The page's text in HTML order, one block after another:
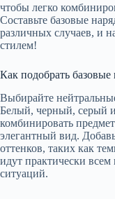
чтобы легко
Составьте базовые
различных случаев, и
стилем!
Как подобрать
Выбирайте
Белый, черный, серый
комбинировать
элегантный вид.
оттенков, таких как
идут практически
ситуаций.